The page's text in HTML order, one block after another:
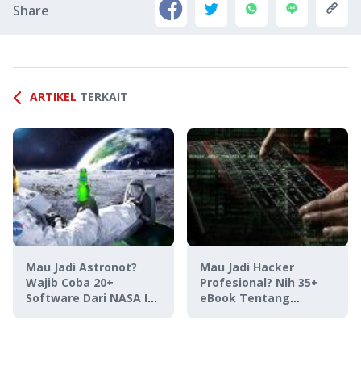
Share
ARTIKEL TERKAIT
Mau Jadi Astronot?
Wajib Coba 20+
Software Dari NASA Ini,
Mau Jadi Hacker
Profesional? Nih 35+
eBook Tentang